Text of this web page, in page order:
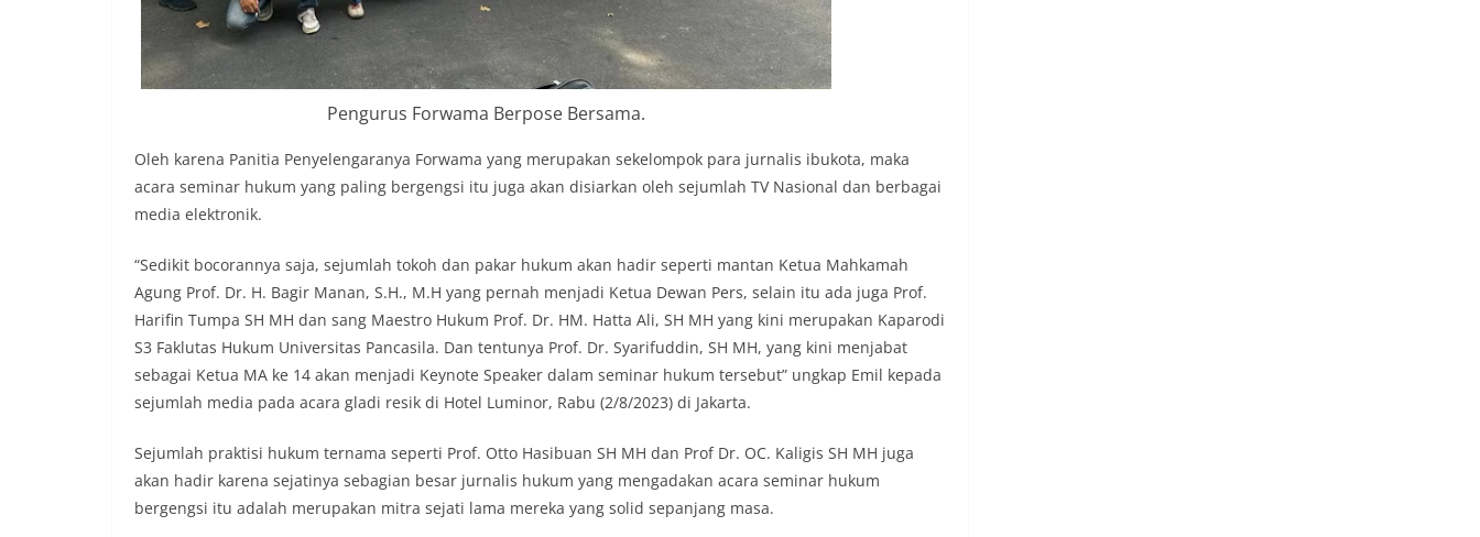
Pengurus Forwama Berpose Bersama.
Oleh karena Panitia Penyelengaranya Forwama yang merupakan sekelompok para jurnalis ibukota, maka
acara seminar hukum yang paling bergengsi itu juga akan disiarkan oleh sejumlah TV Nasional dan berbagai
media elektronik.
“Sedikit bocorannya saja, sejumlah tokoh dan pakar hukum akan hadir seperti mantan Ketua Mahkamah
Agung Prof. Dr. H. Bagir Manan, S.H., M.H yang pernah menjadi Ketua Dewan Pers, selain itu ada juga Prof.
Harifin Tumpa SH MH dan sang Maestro Hukum Prof. Dr. HM. Hatta Ali, SH MH yang kini merupakan Kaparodi
S3 Faklutas Hukum Universitas Pancasila. Dan tentunya Prof. Dr. Syarifuddin, SH MH, yang kini menjabat
sebagai Ketua MA ke 14 akan menjadi Keynote Speaker dalam seminar hukum tersebut” ungkap Emil kepada
sejumlah media pada acara gladi resik di Hotel Luminor, Rabu (2/8/2023) di Jakarta.
Sejumlah praktisi hukum ternama seperti Prof. Otto Hasibuan SH MH dan Prof Dr. OC. Kaligis SH MH juga
akan hadir karena sejatinya sebagian besar jurnalis hukum yang mengadakan acara seminar hukum
bergengsi itu adalah merupakan mitra sejati lama mereka yang solid sepanjang masa.